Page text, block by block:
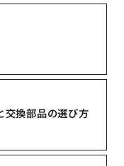
交換部品の選び方